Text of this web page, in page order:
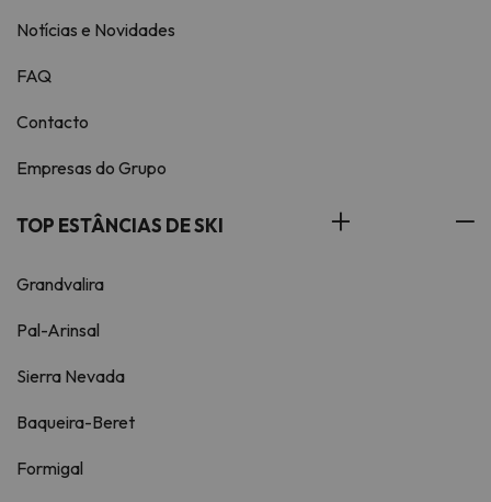
Notícias e Novidades
FAQ
Contacto
Empresas do Grupo
TOP ESTÂNCIAS DE SKI
Grandvalira
Pal-Arinsal
Sierra Nevada
Baqueira-Beret
Formigal